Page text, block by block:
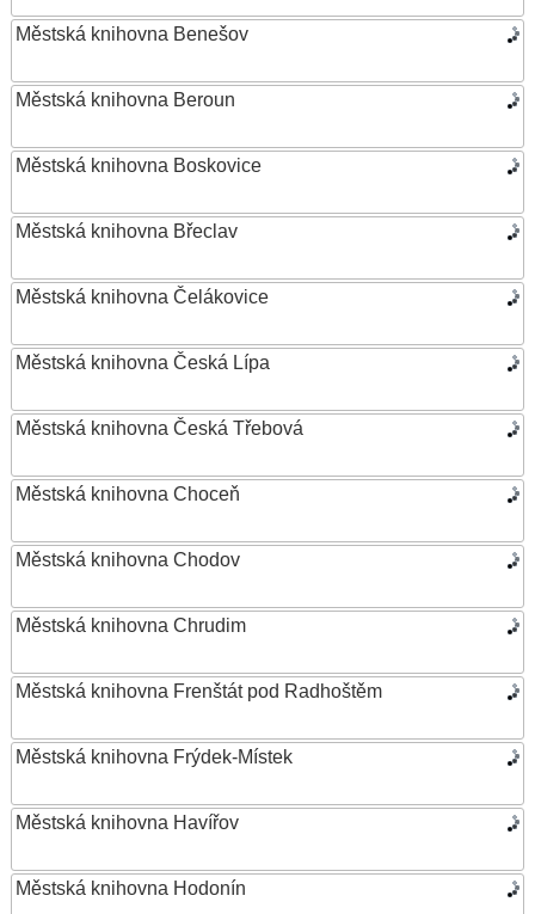
Městská knihovna Benešov
Městská knihovna Beroun
Městská knihovna Boskovice
Městská knihovna Břeclav
Městská knihovna Čelákovice
Městská knihovna Česká Lípa
Městská knihovna Česká Třebová
Městská knihovna Choceň
Městská knihovna Chodov
Městská knihovna Chrudim
Městská knihovna Frenštát pod Radhoštěm
Městská knihovna Frýdek-Místek
Městská knihovna Havířov
Městská knihovna Hodonín